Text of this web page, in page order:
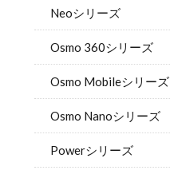
Neoシリーズ
Osmo 360シリーズ
Osmo Mobileシリーズ
Osmo Nanoシリーズ
Powerシリーズ